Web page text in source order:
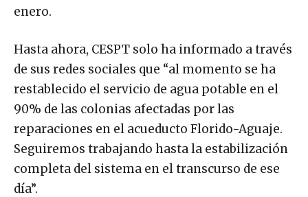
enero.
Hasta ahora, CESPT solo ha informado a través
de sus redes sociales que “al momento se ha
restablecido el servicio de agua potable en el
90% de las colonias afectadas por las
reparaciones en el acueducto Florido-Aguaje.
Seguiremos trabajando hasta la estabilización
completa del sistema en el transcurso de ese
día”.